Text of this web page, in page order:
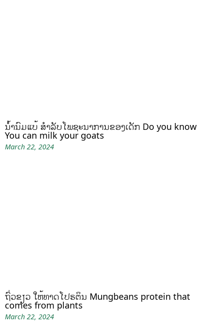
ນໍ້ານົມແບ້ ສຳລັບໂພຊະນາການຂອງເດັກ Do you know
You can milk your goats
March 22, 2024
ຖົ່ວຂຽວ ໃຫ້ທາດໂປຣຕິນ Mungbeans protein that
comes from plants
March 22, 2024